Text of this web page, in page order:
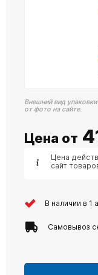
Внешний вид
от фото на сайте.
Цена от
Цена
сайт
В наличии в 1
Самовывоз